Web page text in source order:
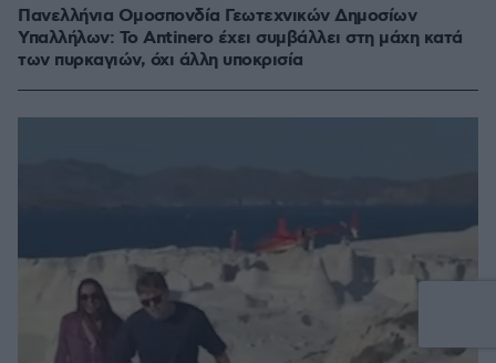
Πανελλήνια Ομοσπονδία Γεωτεχνικών Δημοσίων
Υπαλλήλων: Το Antinero έχει συμβάλλει στη μάχη κατά
των πυρκαγιών, όχι άλλη υποκρισία